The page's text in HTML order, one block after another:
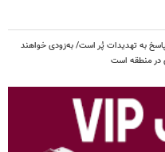
به تهدیدات پُر است/ به‌زودی خواهند
در منطقه است